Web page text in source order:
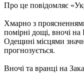
Про це повідомляє
Хмарно з
помірні дощі, вночі
Одещині місцями
прогнозується.
Вночі та вранці на